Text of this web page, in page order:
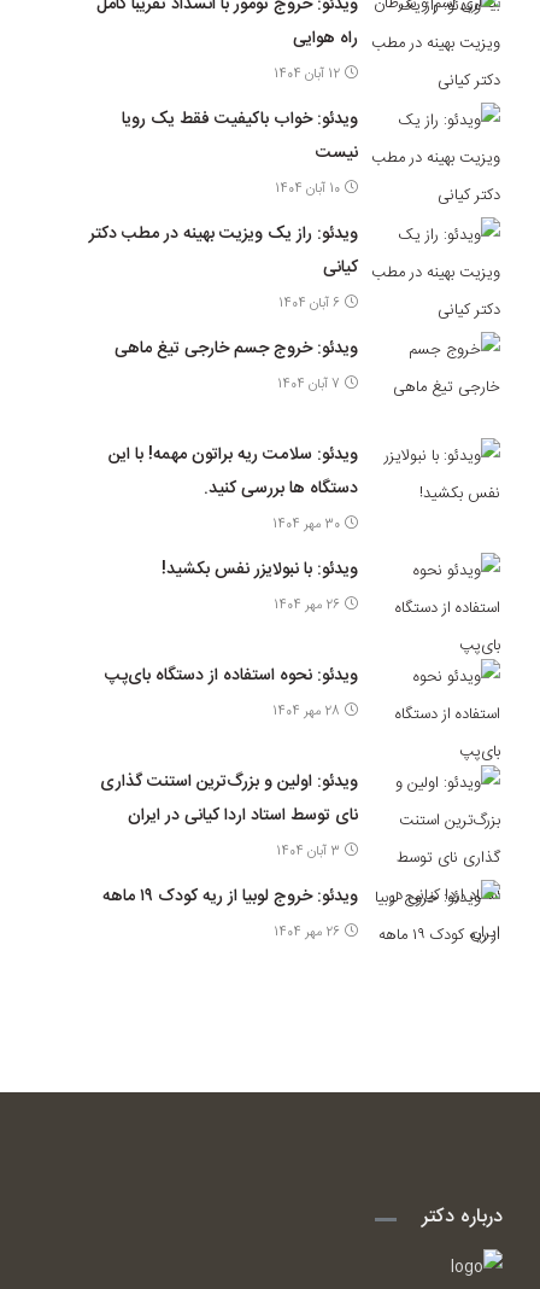
راه هوایی
12 آبان 1404
ویدئو: خواب باکیفیت فقط یک رویا
نیست
10 آبان 1404
ویدئو: راز یک ویزیت بهینه در مطب دکتر
کیانی
6 آبان 1404
ویدئو: خروج جسم خارجی تیغ ماهی
7 آبان 1404
ویدئو: سلامت ریه براتون مهمه! با این
دستگاه ها بررسی کنید.
30 مهر 1404
ویدئو: با نبولایزر نفس بکشید!
26 مهر 1404
ویدئو: نحوه استفاده از دستگاه بای‌پپ
28 مهر 1404
ویدئو: اولین و بزرگ‌ترین استنت گذاری
نای توسط استاد اردا کیانی در ایران
3 آبان 1404
ویدئو: خروج لوبیا از ریه کودک ۱۹ ماهه
26 مهر 1404
درباره دکتر